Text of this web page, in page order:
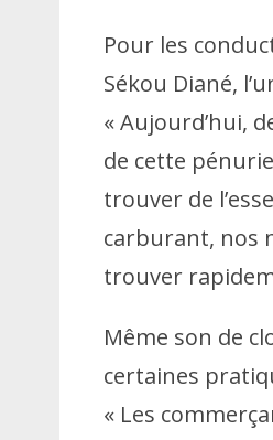
Pour les
Sékou Diané,
« Aujourd’hui,
de cette
trouver de
carburant, nos
trouver
Même son de
certaines
« Les